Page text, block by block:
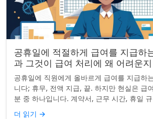
공휴일에 적절하게 급여를 지급하
과 그것이 급여 처리에 왜 어려운지
공휴일에 직원에게 올바르게 급여를 지급하
니다; 휴무, 전액 지급, 끝. 하지만 현실은 급
분 중 하나입니다. 계약서, 근무 시간, 휴일
나의 공휴일이 준수 문제...
더 읽기 →